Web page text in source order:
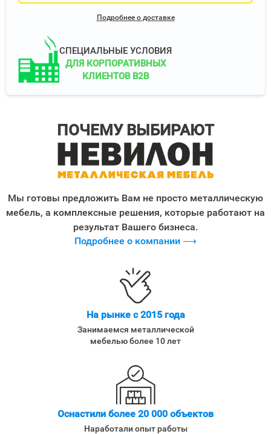
Подробнее о доставке
СПЕЦИАЛЬНЫЕ УСЛОВИЯ
ДЛЯ КОРПОРАТИВНЫХ
КЛИЕНТОВ B2B
ПОЧЕМУ ВЫБИРАЮТ
Мы готовы предложить Вам не просто металлическую
мебель, а комплексные решения, которые работают на
результат Вашего бизнеса.
Подробнее о компании ⟶
На рынке с 2015 года
Занимаемся металлической
мебелью более 10 лет
Оснастили более 20 000 объектов
Наработали опыт работы